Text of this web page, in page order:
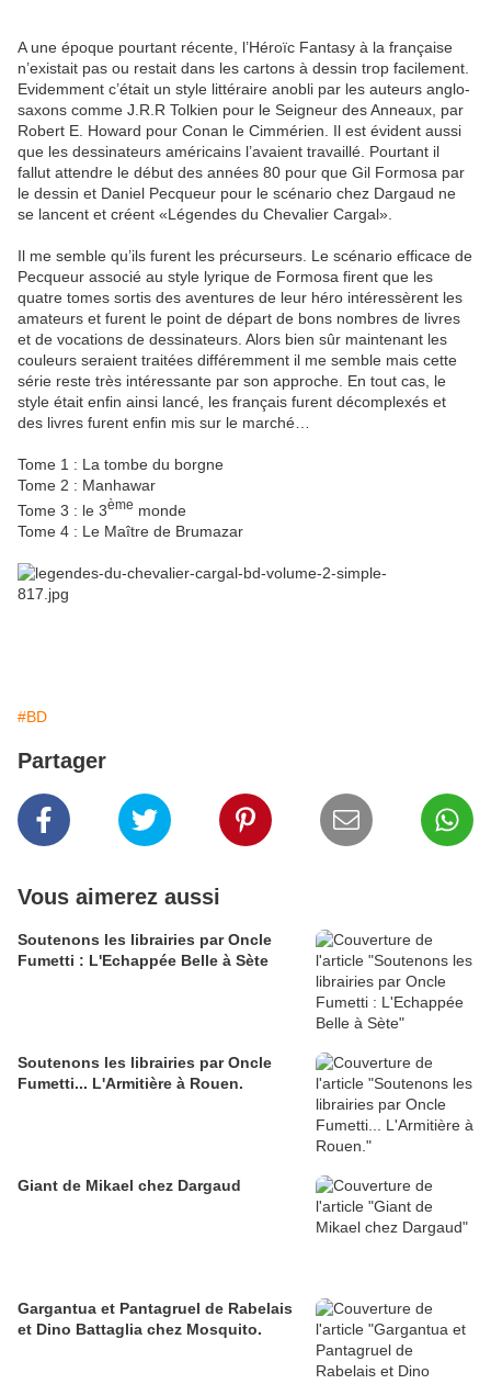
A une époque pourtant récente, l’Héroïc Fantasy à la française
n’existait pas ou restait dans les cartons à dessin trop facilement.
Evidemment c’était un style littéraire anobli par les auteurs anglo-
saxons comme J.R.R Tolkien pour le Seigneur des Anneaux, par
Robert E. Howard pour Conan le Cimmérien. Il est évident aussi
que les dessinateurs américains l’avaient travaillé. Pourtant il
fallut attendre le début des années 80 pour que Gil Formosa par
le dessin et Daniel Pecqueur pour le scénario chez Dargaud ne
se lancent et créent «Légendes du Chevalier Cargal».
Il me semble qu’ils furent les précurseurs. Le scénario efficace de
Pecqueur associé au style lyrique de Formosa firent que les
quatre tomes sortis des aventures de leur héro intéressèrent les
amateurs et furent le point de départ de bons nombres de livres
et de vocations de dessinateurs. Alors bien sûr maintenant les
couleurs seraient traitées différemment il me semble mais cette
série reste très intéressante par son approche. En tout cas, le
style était enfin ainsi lancé, les français furent décomplexés et
des livres furent enfin mis sur le marché…
Tome 1 : La tombe du borgne
Tome 2 : Manhawar
Tome 3 : le 3ème monde
Tome 4 : Le Maître de Brumazar
#BD
Partager
Vous aimerez aussi
Soutenons les librairies par Oncle
Fumetti : L'Echappée Belle à Sète
Soutenons les librairies par Oncle
Fumetti... L'Armitière à Rouen.
Giant de Mikael chez Dargaud
Gargantua et Pantagruel de Rabelais
et Dino Battaglia chez Mosquito.